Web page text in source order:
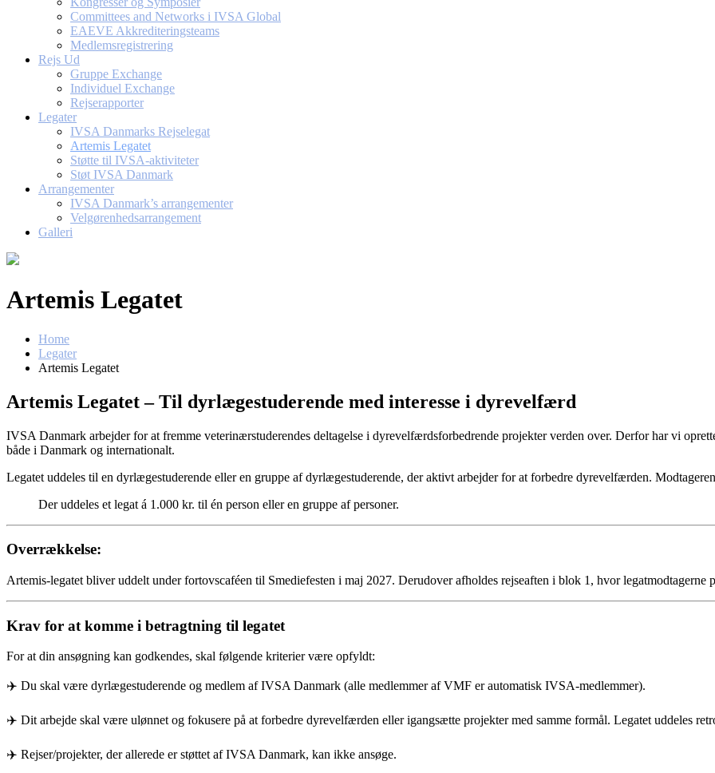
Committees and Networks i IVSA Global
EAEVE Akkrediteringsteams
Medlemsregistrering
Rejs Ud
Gruppe Exchange
Individuel Exchange
Rejserapporter
Legater
IVSA Danmarks Rejselegat
Artemis Legatet
Støtte til IVSA-aktiviteter
Støt IVSA Danmark
Arrangementer
IVSA Danmark’s arrangementer
Velgørenhedsarrangement
Galleri
Artemis Legatet
Home
Legater
Artemis Legatet
Artemis Legatet – Til dyrlægestuderende med interesse i dyrevelfærd
IVSA Danmark arbejder for at fremme veterinærstuderendes deltagelse i dyrevelfærdsforbedrende projekter verden over. Derfor har vi
både i Danmark og internationalt.
Legatet uddeles til en dyrlægestuderende eller en gruppe af dyrlægestuderende, der aktivt arbejder for at forbedre dyrevelfærden.
Der uddeles et legat á 1.000 kr. til én person eller en gruppe af personer.
Overrækkelse:
Artemis-legatet bliver uddelt under fortovscaféen til Smediefesten i maj 2027. Derudover afholdes rejseaften i blok 1, hvor legatmodtagerne
Krav for at komme i betragtning til legatet
For at din ansøgning kan godkendes, skal følgende kriterier være opfyldt:
✈️ Du skal være dyrlægestuderende og medlem af IVSA Danmark (alle medlemmer af VMF er automatisk IVSA-medlemmer).
✈️ Dit arbejde skal være ulønnet og fokusere på at forbedre dyrevelfærden eller igangsætte projekter med samme formål. Legatet uddeles
✈️ Rejser/projekter, der allerede er støttet af IVSA Danmark, kan ikke ansøge.